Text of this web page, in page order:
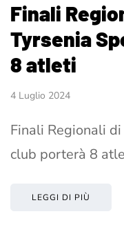
Finali
Tyrsenia
8 atleti
4 Luglio 2024
Finali Regionali
club porterà 8
LEGGI DI PIÙ